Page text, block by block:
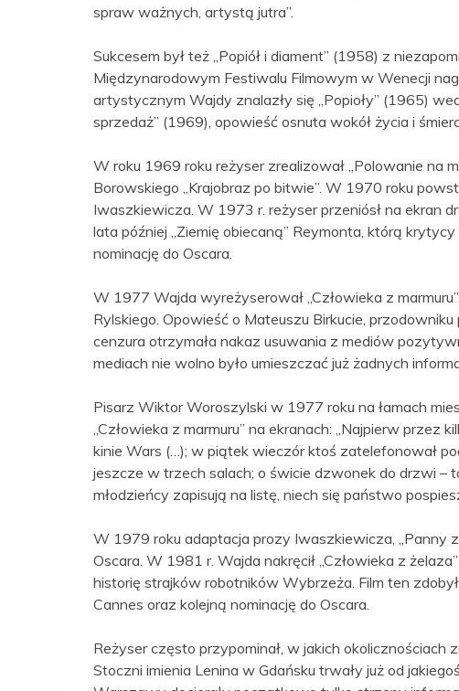
spraw ważnych, artystą jutra”.
Sukcesem był też „Popiół i diament” (1958) z
Międzynarodowym Festiwalu Filmowym w Wenecji
artystycznym Wajdy znalazły się „Popioły” (1965)
sprzedaż” (1969), opowieść osnuta wokół życia i
W roku 1969 roku reżyser zrealizował „Polowanie na
Borowskiego „Krajobraz po bitwie”. W 1970 roku
Iwaszkiewicza. W 1973 r. reżyser przeniósł na ekran
lata później „Ziemię obiecaną” Reymonta, którą
nominację do Oscara.
W 1977 Wajda wyreżyserował „Człowieka z
Rylskiego. Opowieść o Mateuszu Birkucie,
cenzura otrzymała nakaz usuwania z mediów
mediach nie wolno było umieszczać już żadnych
Pisarz Wiktor Woroszylski w 1977 roku na łamach
„Człowieka z marmuru” na ekranach: „Najpierw
kinie Wars (…); w piątek wieczór ktoś zatelefonował
jeszcze w trzech salach; o świcie dzwonek do drzwi –
młodzieńcy zapisują na listę, niech się państwo
W 1979 roku adaptacja prozy Iwaszkiewicza, „Panny
Oscara. W 1981 r. Wajda nakręcił „Człowieka z
historię strajków robotników Wybrzeża. Film ten
Cannes oraz kolejną nominację do Oscara.
Reżyser często przypominał, w jakich okolicznościach
Stoczni imienia Lenina w Gdańsku trwały już od